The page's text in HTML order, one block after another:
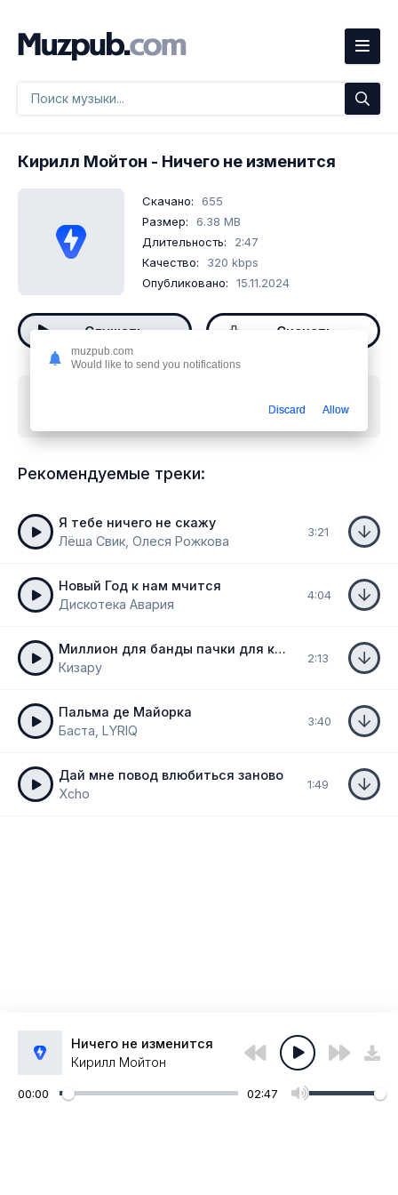
Кирилл Мойтон - Ничего не изменится
Скачано:
655
Размер:
6.38 MB
Длительность:
2:47
Качество:
320 kbps
Опубликовано:
15.11.2024
Слушать Скачать
Рекомендуемые треки:
Я тебе ничего не скажу
Лёша Свик, Олеся Рожкова
3:21
Новый Год к нам мчится
Дискотека Авария
4:04
Миллион для банды пачки для команды
Кизару
2:13
Пальма де Майорка
Баста, LYRIQ
3:40
Дай мне повод влюбиться заново
Xcho
1:49
Ничего не изменится
Кирилл Мойтон
00:00 02:47
muzpub.com
Would like to send you notifications
Discard Allow